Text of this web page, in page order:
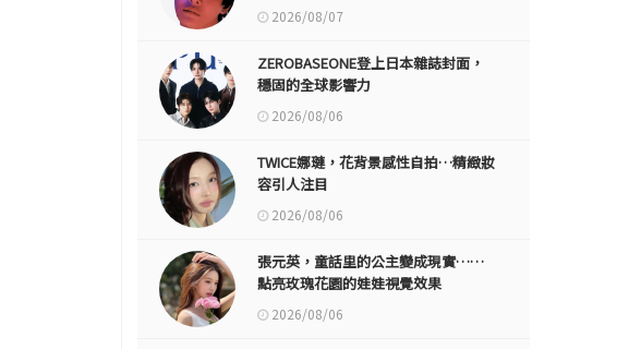
2026/08/07
ZEROBASEONE登上日本雜誌封面，
穩固的全球影響力
2026/08/06
TWICE娜璉，花背景感性自拍…精緻妝
容引人注目
2026/08/06
張元英，童話里的公主變成現實……
點亮玫瑰花園的娃娃視覺效果
2026/08/06